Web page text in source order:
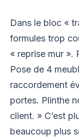
Dans le bloc «
formules trop
« reprise mur ».
Pose de 4
raccordement
portes. Plinthe
client. » C’est
beaucoup plus